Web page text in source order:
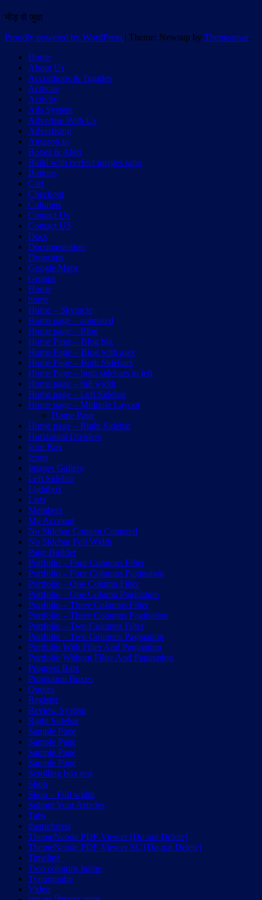
भीड़ से जुदा
Proudly powered by WordPress | Theme: Newsup by Themeansar.
Home
About Us
Accordions & Toggles
Activate
Activity
Ads System
Advertise With Us
Advertising
Amazon.in
Boxes & Alert
Build with perfect images ratio
Buttons
Cart
Checkout
Columns
Contact Us
Contact US
Docs
Documentation
Dropcaps
Google Maps
Groups
Home
home
Home – Skyracle
Home page – animated
Home page – Blog
Home Page – Blog big
Home Page – Blog with ajax
Home Page – Both Sidebars
Home Page – both sidebars in left
Home page – full width
Home page – Left Sidebar
Home page – Multiple Layout
Home Page
Home page – Right Sidebar
Horizontal Dividers
Icon Box
Icons
Images Gallery
Left Sidebar
Lightbox
Lists
Members
My Account
No Sidebar Content Centered
No Sidebar Full Width
Page Builder
Portfolio – Four Columns Filter
Portfolio – Four Columns Pagination
Portfolio – One Column Filter
Portfolio – One Column Pagination
Portfolio – Three Columns Filter
Portfolio – Three Columns Pagination
Portfolio – Two Columns Filter
Portfolio – Two Columns Pagination
Portfolio With Filter And Pagination
Portfolio Without Filter And Pagination
Progress Bars
Promotion Boxes
Quotes
Register
Review System
Right Sidebar
Sample Page
Sample Page
Sample Page
Sample Page
Scrolling box test
Shop
Shop – Full width
Submit Your Articles
Tabs
themeforest
ThemeNcode PDF Viewer [Do not Delete]
ThemeNcode PDF Viewer SC [Do not Delete]
Timeline
Two columns home
Typography
Video